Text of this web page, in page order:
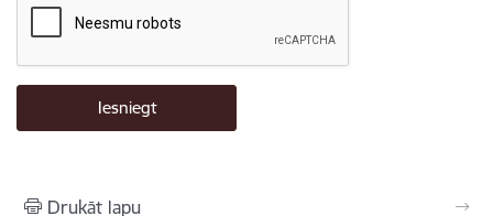
Drukāt lapu